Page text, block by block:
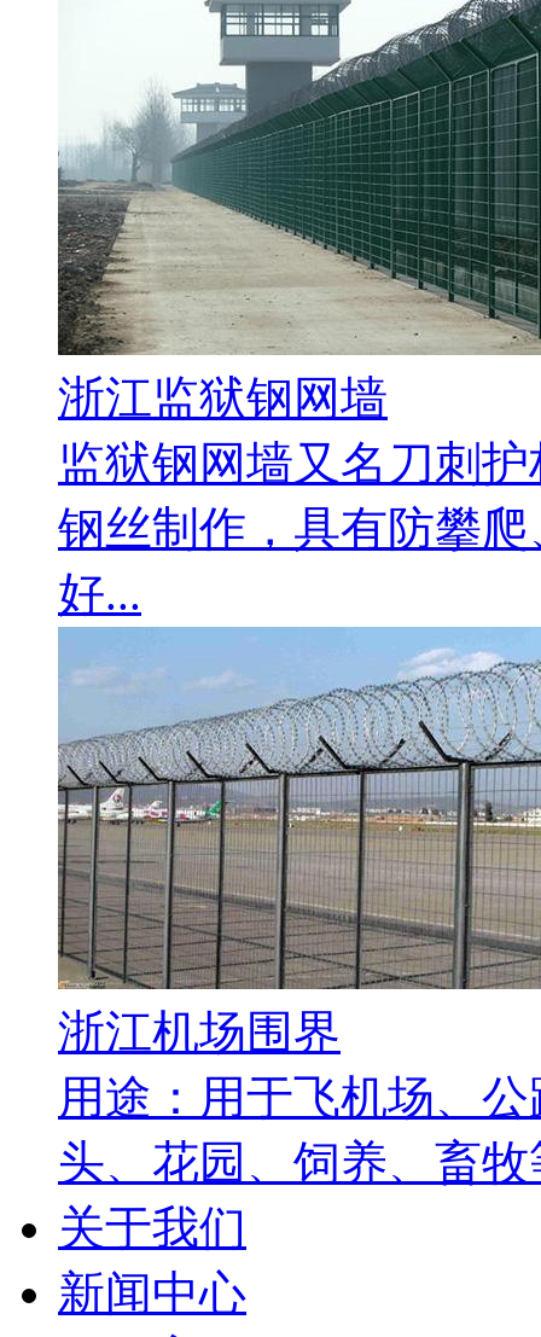
浙江监狱钢网墙
监狱钢网墙又名刀刺
钢丝制作，具有防攀
好...
浙江机场围界
用途：用于飞机场、
头、花园、饲养、畜
关于我们
新闻中心